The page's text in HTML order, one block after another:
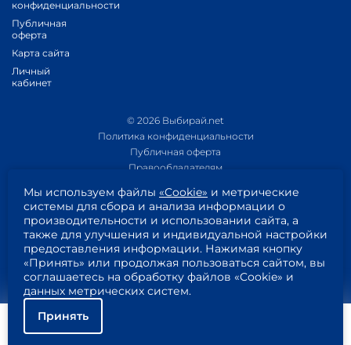
конфиденциальности
Публичная
оферта
Карта сайта
Личный
кабинет
© 2026 Выбирай.net
Политика конфиденциальности
Публичная оферта
Правообладателям
Приложение 1
Приложение 2
Пользовательское соглашение
Согласие на обработку персональных данных
Мы используем файлы «Cookie» и метрические
системы для сбора и анализа информации о
производительности и использовании сайта, а
также для улучшения и индивидуальной настройки
предоставления информации. Нажимая кнопку
«Принять» или продолжая пользоваться сайтом, вы
соглашаетесь на обработку файлов «Cookie» и
данных метрических систем.
Принять